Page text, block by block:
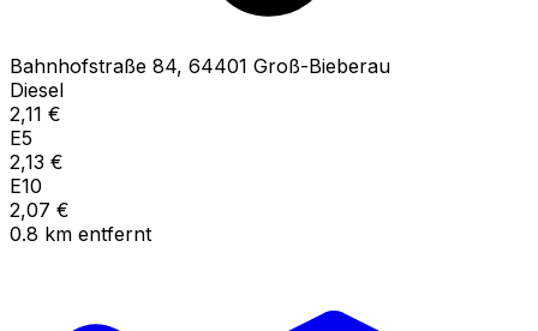
Bahnhofstraße 84, 64401 Groß-Bieberau
Diesel
2,11 €
E5
2,13 €
E10
2,07 €
0.8 km entfernt